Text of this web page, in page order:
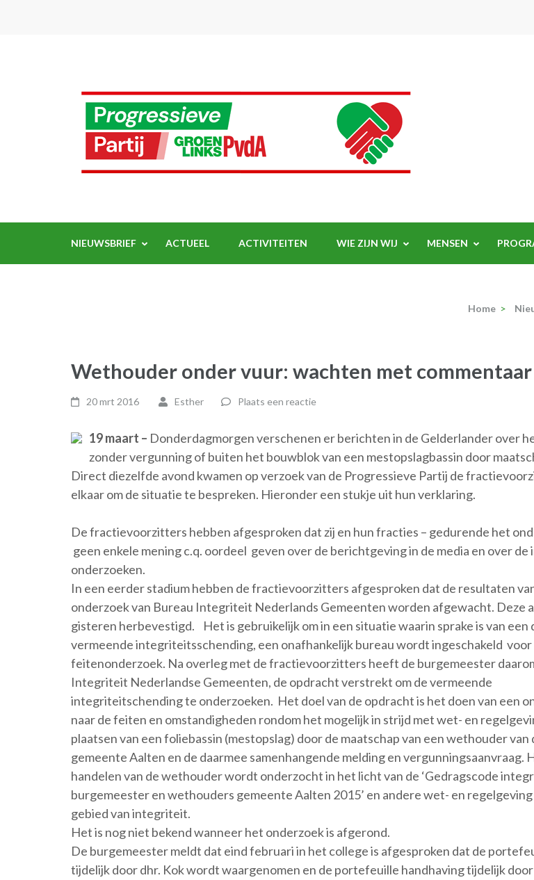
NIEUWSBRIEF ACTUEEL ACTIVITEITEN WIE ZIJN WIJ MENSEN
Home >
Wethouder onder vuur: wachten met commentaar
20 mrt 2016 Esther Plaats een reactie
19 maart – Donderdagmorgen verschenen er berichten in de Gelderlander over
zonder vergunning of buiten het bouwblok van een mestopslagbassin door
Direct diezelfde avond kwamen op verzoek van de Progressieve Partij de
elkaar om de situatie te bespreken. Hieronder een stukje uit hun verklaring.
De fractievoorzitters hebben afgesproken dat zij en hun fracties – gedurende het
geen enkele mening c.q. oordeel geven over de berichtgeving in de media en over de
onderzoeken.
In een eerder stadium hebben de fractievoorzitters afgesproken dat de resultaten
onderzoek van Bureau Integriteit Nederlands Gemeenten worden afgewacht. Deze
gisteren herbevestigd. Het is gebruikelijk om in een situatie waarin sprake is van een
vermeende integriteitsschending, een onafhankelijk bureau wordt ingeschakeld voor
feitenonderzoek. Na overleg met de fractievoorzitters heeft de burgemeester
Integriteit Nederlandse Gemeenten, de opdracht verstrekt om de vermeende
integriteitschending te onderzoeken. Het doel van de opdracht is het doen van een
naar de feiten en omstandigheden rondom het mogelijk in strijd met wet- en
plaatsen van een foliebassin (mestopslag) door de maatschap van een wethouder van
gemeente Aalten en de daarmee samenhangende melding en vergunningsaanvraag.
handelen van de wethouder wordt onderzocht in het licht van de ‘Gedragscode
burgemeester en wethouders gemeente Aalten 2015’ en andere wet- en
gebied van integriteit.
Het is nog niet bekend wanneer het onderzoek is afgerond.
De burgemeester meldt dat eind februari in het college is afgesproken dat de
tijdelijk door dhr. Kok wordt waargenomen en de portefeuille handhaving tijdelijk